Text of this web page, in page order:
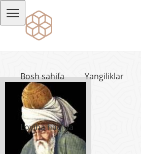
Bosh sahifa Yangiliklar
Loyiha haqida